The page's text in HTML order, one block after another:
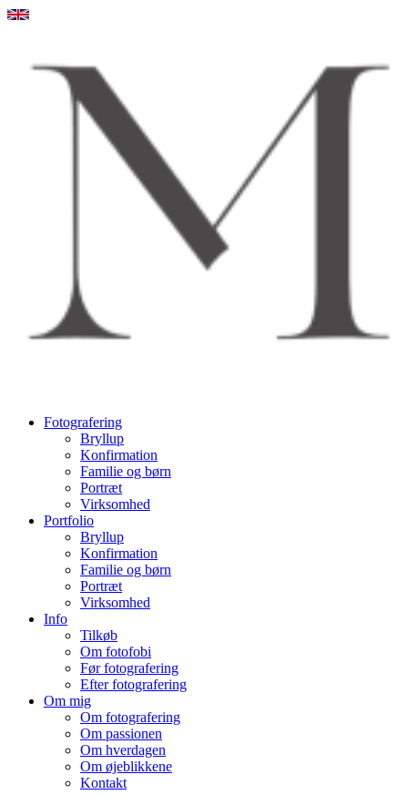
Videre
Fotografering
Bryllup
Konfirmation
Familie og børn
Portræt
Virksomhed
Portfolio
Bryllup
Konfirmation
Familie og børn
Portræt
Virksomhed
Info
Tilkøb
Om fotofobi
Før fotografering
Efter fotografering
Om mig
Om fotografering
Om passionen
Om hverdagen
Om øjeblikkene
Kontakt